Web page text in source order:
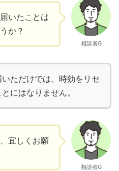
いたことは
か？
相談者G
ただけでは、時効をリセ
にはなりません。
宜しくお願
相談者G